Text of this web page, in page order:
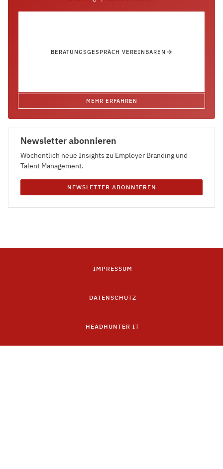
BERATUNGSGESPRÄCH VEREINBAREN
MEHR ERFAHREN
Newsletter abonnieren
Wöchentlich neue Insights zu Employer Branding und
Talent Management.
NEWSLETTER ABONNIEREN
IMPRESSUM
DATENSCHUTZ
HEADHUNTER IT